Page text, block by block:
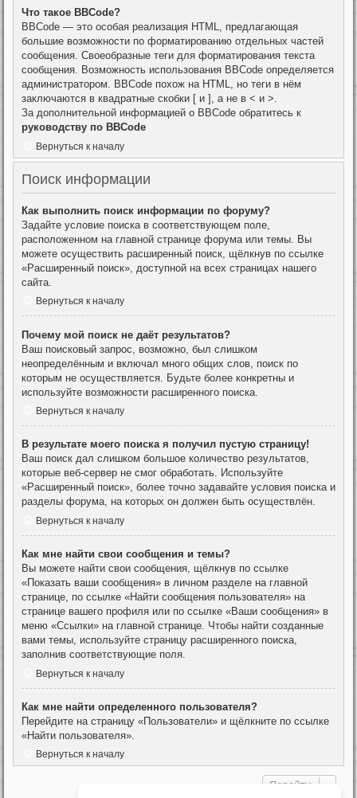
Что такое BBCode?
BBCode — это особая реализация HTML, предлагающая
большие возможности по форматированию отдельных частей
сообщения. Своеобразные теги для форматирования текста
сообщения. Возможность использования BBCode определяется
администратором. BBCode похож на HTML, но теги в нём
заключаются в квадратные скобки [ и ], а не в < и >.
За дополнительной информацией о BBCode обратитесь к
руководству по BBCode
Вернуться к началу
Поиск информации
Как выполнить поиск информации по форуму?
Задайте условие поиска в соответствующем поле,
расположенном на главной странице форума или темы. Вы
можете осуществить расширенный поиск, щёлкнув по ссылке
«Расширенный поиск», доступной на всех страницах нашего
сайта.
Вернуться к началу
Почему мой поиск не даёт результатов?
Ваш поисковый запрос, возможно, был слишком
неопределённым и включал много общих слов, поиск по
которым не осуществляется. Будьте более конкретны и
используйте возможности расширенного поиска.
Вернуться к началу
В результате моего поиска я получил пустую страницу!
Ваш поиск дал слишком большое количество результатов,
которые веб-сервер не смог обработать. Используйте
«Расширенный поиск», более точно задавайте условия поиска и
разделы форума, на которых он должен быть осуществлён.
Вернуться к началу
Как мне найти свои сообщения и темы?
Вы можете найти свои сообщения, щёлкнув по ссылке
«Показать ваши сообщения» в личном разделе на главной
странице, по ссылке «Найти сообщения пользователя» на
странице вашего профиля или по ссылке «Ваши сообщения» в
меню «Ссылки» на главной странице. Чтобы найти созданные
вами темы, используйте страницу расширенного поиска,
заполнив соответствующие поля.
Вернуться к началу
Как мне найти определенного пользователя?
Перейдите на страницу «Пользователи» и щёлкните по ссылке
«Найти пользователя».
Вернуться к началу
Перейти